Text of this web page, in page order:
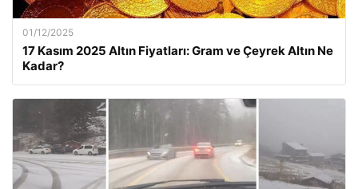
01/12/2025
17 Kasım 2025 Altın Fiyatları: Gram ve Çeyrek Altın Ne
Kadar?